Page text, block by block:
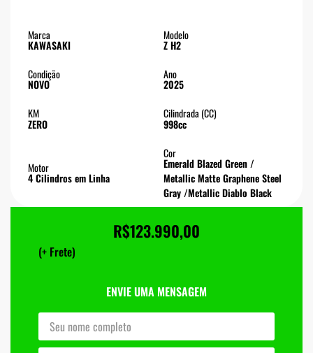
Marca
KAWASAKI
Modelo
Z H2
Condição
NOVO
Ano
2025
KM
ZERO
Cilindrada (CC)
998cc
Motor
4 Cilindros em Linha
Cor
Emerald Blazed Green /
Metallic Matte Graphene Steel
Gray /Metallic Diablo Black
R$123.990,00
(+ Frete)
ENVIE UMA MENSAGEM